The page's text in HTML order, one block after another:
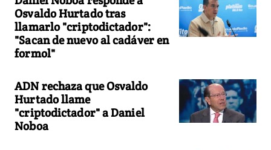
Osvaldo Hurtado tras
llamarlo "criptodictador":
"Sacan de nuevo al cadáver en
formol"
ADN rechaza que Osvaldo
Hurtado llame
"criptodictador" a Daniel
Noboa